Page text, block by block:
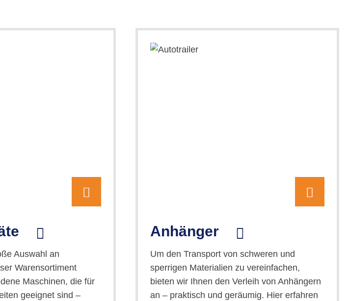
Auswahl an
Warensortiment
Maschinen, die für
geeignet sind –
Anhänger
Um den Transport von schweren und
sperrigen Materialien zu vereinfachen,
bieten wir Ihnen den Verleih von Anhängern
an – praktisch und geräumig. Hier erfahren